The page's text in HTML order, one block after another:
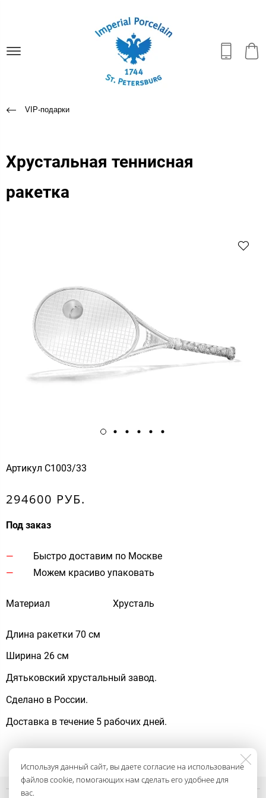
VIP-подарки
Хрустальная теннисная
ракетка
Артикул С1003/33
294600 РУБ.
Под заказ
Быстро доставим по Москве
Можем красиво упаковать
Материал Хрусталь
Длина ракетки 70 см
Ширина 26 см
Дятьковский хрустальный завод.
Сделано в России.
Доставка в течение 5 рабочих дней.
Используя данный сайт, вы даете согласие на использование
файлов cookie, помогающих нам сделать его удобнее для
вас.